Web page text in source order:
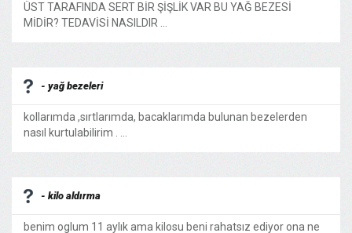
ÜST TARAFINDA SERT BİR ŞİŞLİK VAR BU YAĞ BEZESİ
MİDİR? TEDAVİSİ NASILDIR ...
- yağ bezeleri
kollarımda ,sırtlarımda, bacaklarımda bulunan bezelerden
nasıl kurtulabilirim . ...
- kilo aldırma
benim oglum 11 aylık ama kilosu beni rahatsız ediyor ona ne